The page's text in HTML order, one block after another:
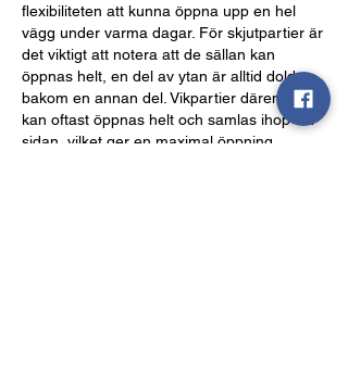
flexibiliteten att kunna öppna upp en hel
vägg under varma dagar. För skjutpartier är
det viktigt att notera att de sällan kan
öppnas helt, en del av ytan är alltid dold
bakom en annan del. Vikpartier däremot
kan oftast öppnas helt och samlas ihop vid
sidan, vilket ger en maximal öppning.